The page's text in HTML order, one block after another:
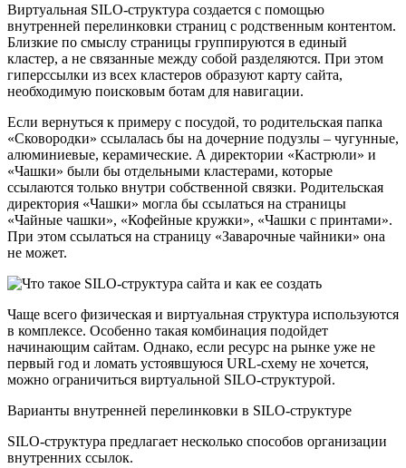
Виртуальная SILO-структура создается с помощью
внутренней перелинковки страниц с родственным контентом.
Близкие по смыслу страницы группируются в единый
кластер, а не связанные между собой разделяются. При этом
гиперссылки из всех кластеров образуют карту сайта,
необходимую поисковым ботам для навигации.
Если вернуться к примеру с посудой, то родительская папка
«Сковородки» ссылалась бы на дочерние подузлы – чугунные,
алюминиевые, керамические. А директории «Кастрюли» и
«Чашки» были бы отдельными кластерами, которые
ссылаются только внутри собственной связки. Родительская
директория «Чашки» могла бы ссылаться на страницы
«Чайные чашки», «Кофейные кружки», «Чашки с принтами».
При этом ссылаться на страницу «Заварочные чайники» она
не может.
Чаще всего физическая и виртуальная структура используются
в комплексе. Особенно такая комбинация подойдет
начинающим сайтам. Однако, если ресурс на рынке уже не
первый год и ломать устоявшуюся URL-схему не хочется,
можно ограничиться виртуальной SILO-структурой.
Варианты внутренней перелинковки в SILO-структуре
SILO-структура предлагает несколько способов организации
внутренних ссылок.